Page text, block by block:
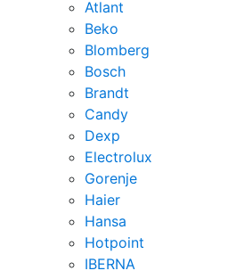
Atlant
Beko
Blomberg
Bosch
Brandt
Candy
Dexp
Electrolux
Gorenje
Haier
Hansa
Hotpoint
IBERNA